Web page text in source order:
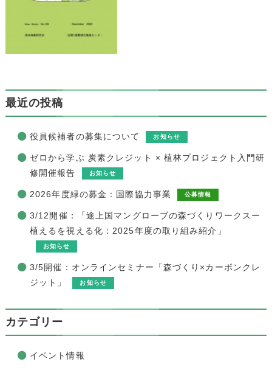
最近の投稿
役員候補者の募集について お知らせ
ゼロから学ぶ 炭素クレジット × 植林プロジェクト入門研
修開催報告
お知らせ
2026年度緑の募金：国際協力事業 公募情報
3/12開催：「途上国マングローブの森づくりワークスー
植えるを視える化：2025年度の取り組み紹介」
お知らせ
3/5開催：オンラインセミナー「森づくり×カーボンクレ
ジット」
お知らせ
カテゴリー
イベント情報